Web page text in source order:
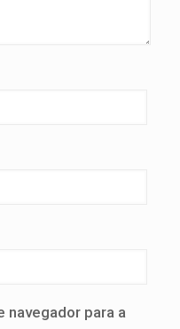
navegador para a